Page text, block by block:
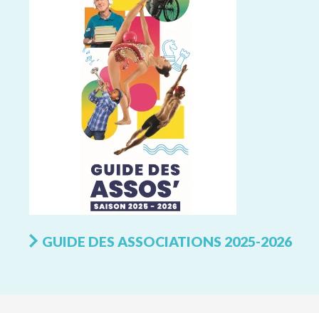
GUIDE DES ASSOCIATIONS 2025-2026